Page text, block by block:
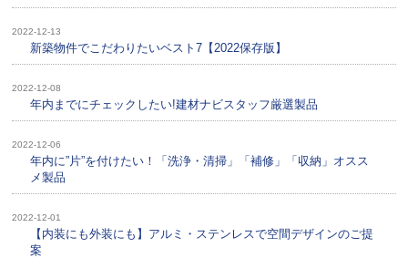
2022-12-13
新築物件でこだわりたいベスト7【2022保存版】
2022-12-08
年内までにチェックしたい!建材ナビスタッフ厳選製品
2022-12-06
年内に”片”を付けたい！「洗浄・清掃」「補修」「収納」オスス
メ製品
2022-12-01
【内装にも外装にも】アルミ・ステンレスで空間デザインのご提
案